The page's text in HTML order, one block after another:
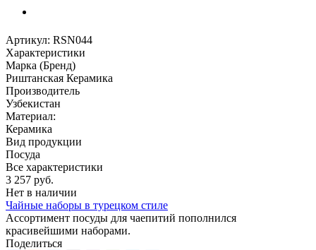
Артикул: RSN044
Характеристики
Марка (Бренд)
Риштанская Керамика
Производитель
Узбекистан
Материал:
Керамика
Вид продукции
Посуда
Все характеристики
3 257 руб.
Нет в наличии
Чайные наборы в турецком стиле
Ассортимент посуды для чаепитий пополнился
красивейшими наборами.
Поделиться